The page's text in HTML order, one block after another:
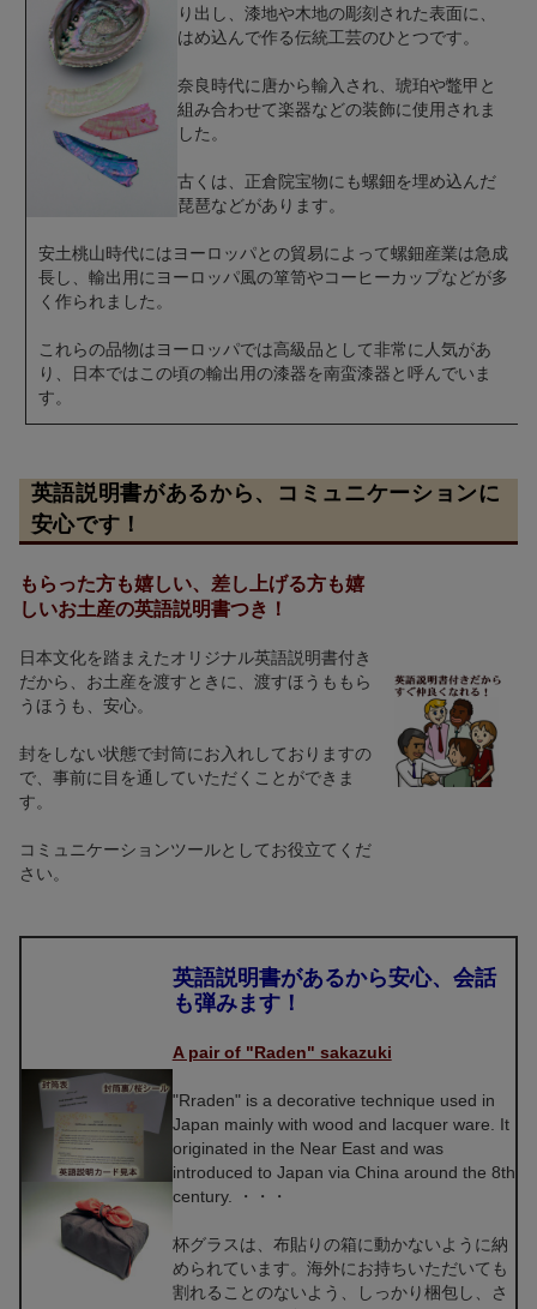
り出し、漆地や木地の彫刻された表面に、
はめ込んで作る伝統工芸のひとつです。
奈良時代に唐から輸入され、琥珀や鼈甲と
組み合わせて楽器などの装飾に使用されま
した。
古くは、正倉院宝物にも螺鈿を埋め込んだ
琵琶などがあります。
安土桃山時代にはヨーロッパとの貿易によって螺鈿産業は急成
長し、輸出用にヨーロッパ風の箪笥やコーヒーカップなどが多
く作られました。
これらの品物はヨーロッパでは高級品として非常に人気があ
り、日本ではこの頃の輸出用の漆器を南蛮漆器と呼んでいま
す。
英語説明書があるから、コミュニケーションに
安心です！
もらった方も嬉しい、差し上げる方も嬉
しいお土産の英語説明書つき！
日本文化を踏まえたオリジナル英語説明書付き
だから、お土産を渡すときに、渡すほうももら
うほうも、安心。
封をしない状態で封筒にお入れしておりますの
で、事前に目を通していただくことができま
す。
コミュニケーションツールとしてお役立てくだ
さい。
英語説明書があるから安心、会話
も弾みます！
A pair of "Raden" sakazuki
"Rraden" is a decorative technique used in
Japan mainly with wood and lacquer ware. It
originated in the Near East and was
introduced to Japan via China around the 8th
century. ・・・
杯グラスは、布貼りの箱に動かないように納
められています。海外にお持ちいただいても
割れることのないよう、しっかり梱包し、さ